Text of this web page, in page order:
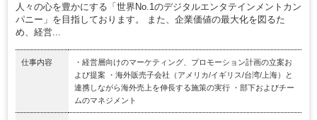
人々の心を豊かにする「世界No.1のデジタルエンタテインメントカン
パニー」を目指しております。 また、企業価値の最大化を図るた
め、経営...
仕事内容
・経営層向けのマーケティング、プロモーション計画の立案お
よび提案 ・海外販売子会社（アメリカ/イギリス/台湾/上海）と
連携しながら海外売上を伸長する施策の実行 ・部下およびチー
ムのマネジメント